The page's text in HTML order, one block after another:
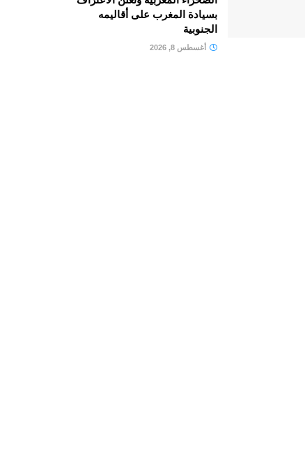
بسيادة المغرب على أقاليمه
الجنوبية
أغسطس 8, 2026